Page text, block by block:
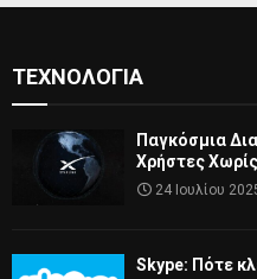
ΤΕΧΝΟΛΟΓΊΑ
Παγκόσμια
Χρήστες
24 Ιουλίου
Skype: Πότε